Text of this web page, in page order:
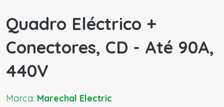
Quadro Eléctrico +
Conectores, CD - Até 90A,
440V
Marca: Marechal Electric